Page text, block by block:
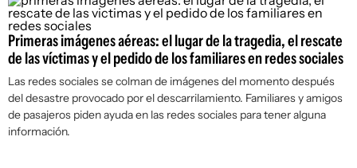
Primeras imágenes aéreas: el lugar de la tragedia, el rescate
de las víctimas y el pedido de los familiares en redes sociales
Las redes sociales se colman de imágenes del momento después
del desastre provocado por el descarrilamiento. Familiares y amigos
de pasajeros piden ayuda en las redes sociales para tener alguna
información.